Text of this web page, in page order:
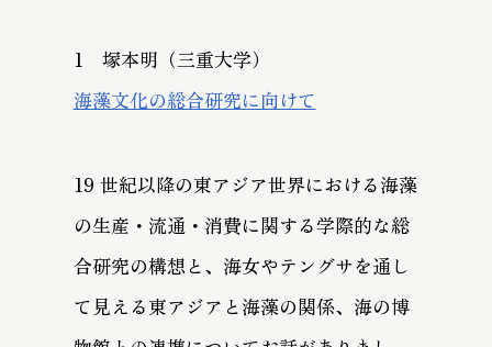
1 塚本明（三重大学）
海藻文化の総合研究に向けて
19 世紀以降の東アジア世界における海藻
の生産・流通・消費に関する学際的な総
合研究の構想と、海女やテングサを通し
て見える東アジアと海藻の関係、海の博